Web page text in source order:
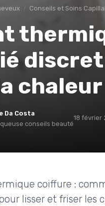
Conseils et Soins
chaleur
Da Costa
conseils beauté
18 février
coiffure :
lisser et friser les